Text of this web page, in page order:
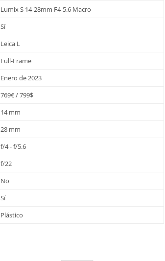
Lumix S 14-28mm F4-5.6 Macro
Sí
Leica L
Full-Frame
Enero de 2023
769€ / 799$
14 mm
28 mm
f/4 - f/5.6
f/22
No
Sí
Plástico